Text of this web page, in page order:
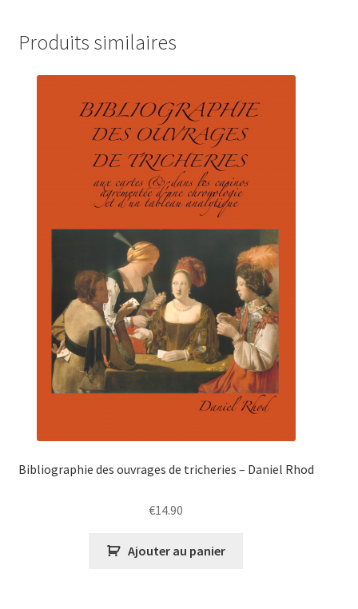
Produits similaires
Bibliographie des ouvrages de tricheries – Daniel Rhod
€14.90
Ajouter au panier